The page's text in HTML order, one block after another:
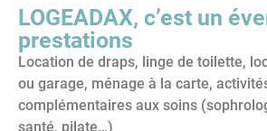
LOGEADAX, c’est un
prestations
Location de draps, linge de toilette,
ou garage, ménage à la carte,
complémentaires aux soins
santé, pilate…)